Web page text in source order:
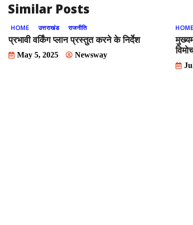
Similar Posts
HOME उत्तराखंड राजनीति
प्रभावी वर्किंग प्लान प्रस्तुत करने के निर्देश
May 5, 2025 Newsway
HOME